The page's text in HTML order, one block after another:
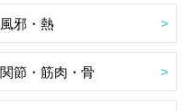
風邪・熱
関節・筋肉・骨